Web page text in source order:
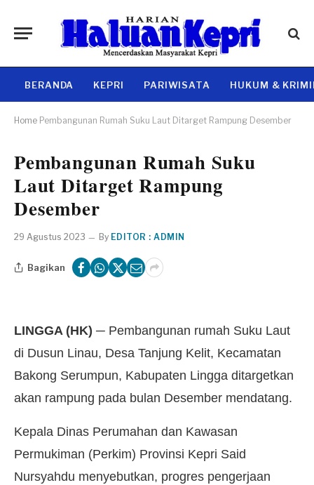
BERANDA KEPRI PARIWISATA HUKUM &
Home Pembangunan Rumah Suku Laut Ditarget Rampung Desember
Pembangunan Rumah Suku
Laut Ditarget Rampung
Desember
29 Agustus 2023 By EDITOR : ADMIN
Bagikan
LINGGA (HK) ─ Pembangunan rumah Suku Laut
di Dusun Linau, Desa Tanjung Kelit, Kecamatan
Bakong Serumpun, Kabupaten Lingga ditargetkan
akan rampung pada bulan Desember mendatang.
Kepala Dinas Perumahan dan Kawasan
Permukiman (Perkim) Provinsi Kepri Said
Nursyahdu menyebutkan, progres pengerjaan